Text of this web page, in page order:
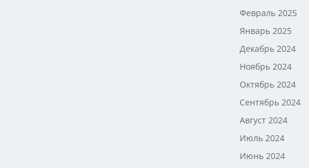
Февраль 2025
Январь 2025
Декабрь 2024
Ноябрь 2024
Октябрь 2024
Сентябрь 2024
Август 2024
Июль 2024
Июнь 2024